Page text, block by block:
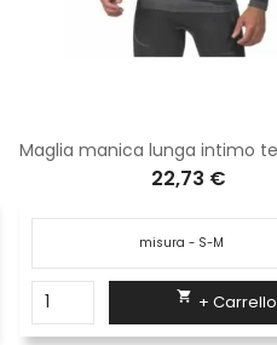
22,73 €
 + Carrello